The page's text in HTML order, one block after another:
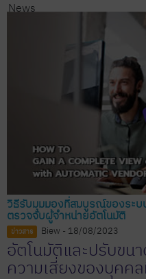
News
วิธีรับมุมมองที่สมบูรณ์ของระ
ตรวจจับผู้จำหน่ายอัตโนมัติ
ข่าวสาร Biew - 18/08/2023
อัตโนมัติและปรับขน
ความเสี่ยงของบุคค